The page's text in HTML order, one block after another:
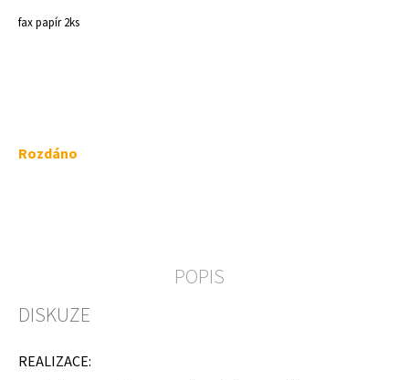
fax papír 2ks
Měrná
Rozdáno
POPIS
DISKUZE
REALIZACE:
a
o
r